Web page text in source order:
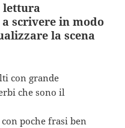
lettura
scrivere in modo
la scena
con grande
che sono il
poche frasi ben